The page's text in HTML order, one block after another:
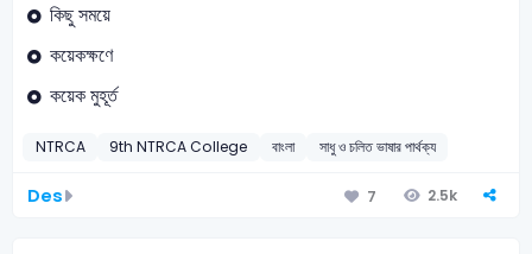
কিছু সময়ে
কয়েকক্ষণে
কয়েক মুহূর্ত
NTRCA 9th NTRCA College বাংলা সাধু ও চলিত ভাষার পার্থক্য
Des 7 2.5k